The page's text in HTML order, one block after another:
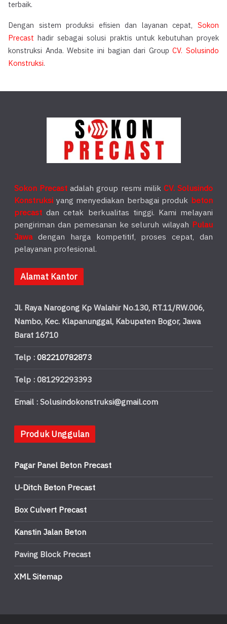
terbaik.
Dengan sistem produksi efisien dan layanan cepat, Sokon
Precast hadir sebagai solusi praktis untuk kebutuhan proyek
konstruksi Anda. Website ini bagian dari GroupCV. Solusindo
Konstruksi.
Sokon Precast adalah group resmi milik CV. Solusindo
Konstruksi yang menyediakan berbagai produk beton
precast dan cetak berkualitas tinggi. Kami melayani
pengiriman dan pemesanan ke seluruh wilayah Pulau
Jawadengan harga kompetitif, proses cepat, dan
pelayanan profesional.
Alamat Kantor
Jl. Raya Narogong Kp Walahir No.130, RT.11/RW.006,
Nambo, Kec. Klapanunggal, Kabupaten Bogor, Jawa
Barat 16710
Telp :082210782873
Telp : 081292293393
Email : Solusindokonstruksi@gmail.com
Produk Unggulan
Pagar Panel Beton Precast
U-Ditch Beton Precast
Box Culvert Precast
Kanstin Jalan Beton
Paving Block Precast
XML Sitemap